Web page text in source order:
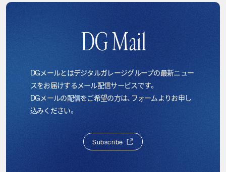
DG Mail
DGメールとはデジタルガレージグループの最新ニュー
スをお届けするメール配信サービスです。
DGメールの配信をご希望の方は、フォームよりお申し
込みください。
Subscribe
Subscribe